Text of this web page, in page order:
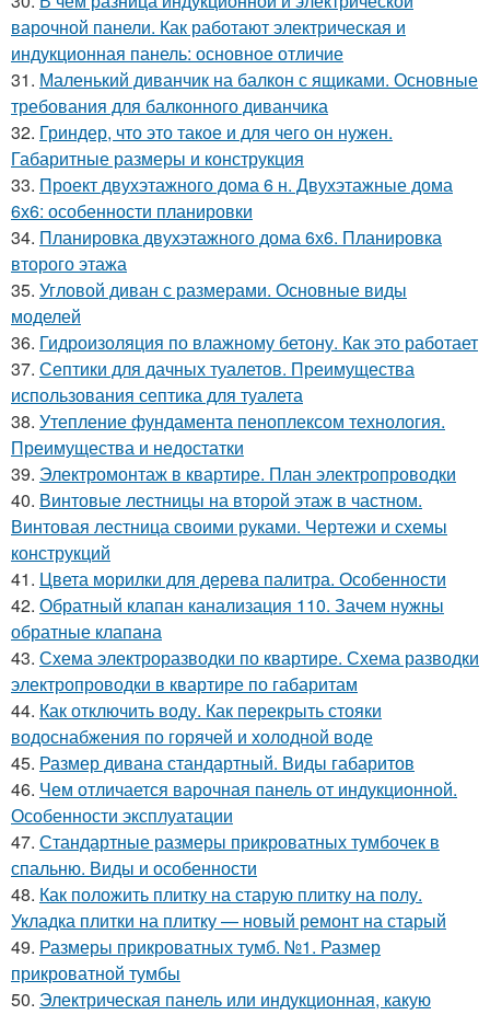
варочной панели. Как работают электрическая и
индукционная панель: основное отличие
31. Маленький диванчик на балкон с ящиками. Основные
требования для балконного диванчика
32. Гриндер, что это такое и для чего он нужен.
Габаритные размеры и конструкция
33. Проект двухэтажного дома 6 н. Двухэтажные дома
6х6: особенности планировки
34. Планировка двухэтажного дома 6х6. Планировка
второго этажа
35. Угловой диван с размерами. Основные виды
моделей
36. Гидроизоляция по влажному бетону. Как это работает
37. Септики для дачных туалетов. Преимущества
использования септика для туалета
38. Утепление фундамента пеноплексом технология.
Преимущества и недостатки
39. Электромонтаж в квартире. План электропроводки
40. Винтовые лестницы на второй этаж в частном.
Винтовая лестница своими руками. Чертежи и схемы
конструкций
41. Цвета морилки для дерева палитра. Особенности
42. Обратный клапан канализация 110. Зачем нужны
обратные клапана
43. Схема электроразводки по квартире. Схема разводки
электропроводки в квартире по габаритам
44. Как отключить воду. Как перекрыть стояки
водоснабжения по горячей и холодной воде
45. Размер дивана стандартный. Виды габаритов
46. Чем отличается варочная панель от индукционной.
Особенности эксплуатации
47. Стандартные размеры прикроватных тумбочек в
спальню. Виды и особенности
48. Как положить плитку на старую плитку на полу.
Укладка плитки на плитку — новый ремонт на старый
49. Размеры прикроватных тумб. №1. Размер
прикроватной тумбы
50. Электрическая панель или индукционная, какую